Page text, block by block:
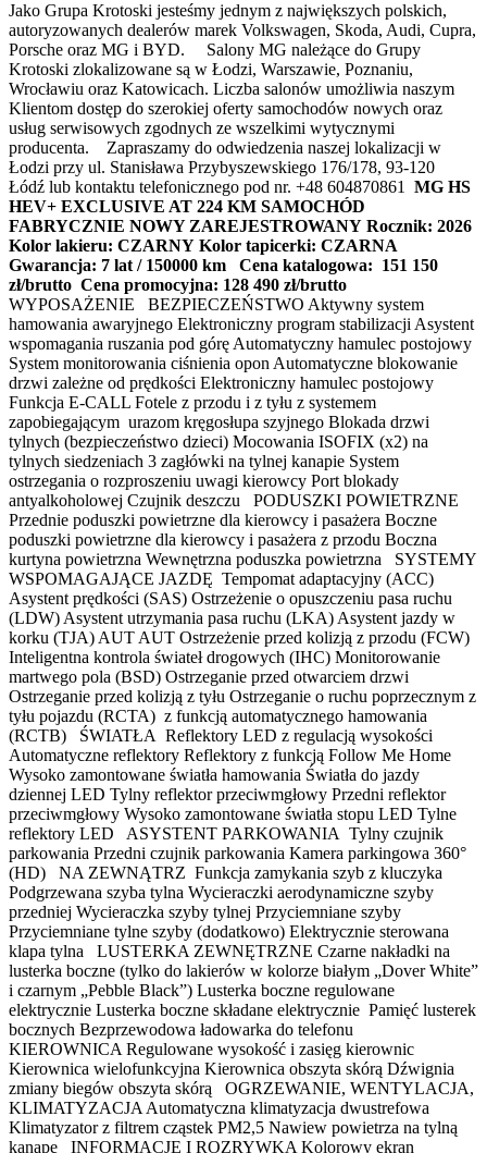
Jako Grupa Krotoski jesteśmy jednym z największych polskich,
autoryzowanych dealerów marek Volkswagen, Skoda, Audi, Cupra,
Porsche oraz MG i BYD. Salony MG należące do Grupy
Krotoski zlokalizowane są w Łodzi, Warszawie, Poznaniu,
Wrocławiu oraz Katowicach. Liczba salonów umożliwia naszym
Klientom dostęp do szerokiej oferty samochodów nowych oraz
usług serwisowych zgodnych ze wszelkimi wytycznymi
producenta. Zapraszamy do odwiedzenia naszej lokalizacji w
Łodzi przy ul. Stanisława Przybyszewskiego 176/178, 93-120
Łódź lub kontaktu telefonicznego pod nr. +48 604870861 MG HS
HEV+ EXCLUSIVE AT 224 KM SAMOCHÓD
FABRYCZNIE NOWY ZAREJESTROWANY Rocznik: 2026
Kolor lakieru: CZARNY Kolor tapicerki: CZARNA
Gwarancja: 7 lat / 150000 km
Cena katalogowa: 151 150
zł/brutto Cena promocyjna: 128 490 zł/brutto
WYPOSAŻENIE BEZPIECZEŃSTWO Aktywny system
hamowania awaryjnego Elektroniczny program stabilizacji Asystent
wspomagania ruszania pod górę Automatyczny hamulec postojowy
System monitorowania ciśnienia opon Automatyczne blokowanie
drzwi zależne od prędkości Elektroniczny hamulec postojowy
Funkcja E-CALL Fotele z przodu i z tyłu z systemem
zapobiegającym urazom kręgosłupa szyjnego Blokada drzwi
tylnych (bezpieczeństwo dzieci) Mocowania ISOFIX (x2) na
tylnych siedzeniach 3 zagłówki na tylnej kanapie System
ostrzegania o rozproszeniu uwagi kierowcy Port blokady
antyalkoholowej Czujnik deszczu PODUSZKI POWIETRZNE
Przednie poduszki powietrzne dla kierowcy i pasażera Boczne
poduszki powietrzne dla kierowcy i pasażera z przodu Boczna
kurtyna powietrzna Wewnętrzna poduszka powietrzna SYSTEMY
WSPOMAGAJĄCE JAZDĘ Tempomat adaptacyjny (ACC)
Asystent prędkości (SAS) Ostrzeżenie o opuszczeniu pasa ruchu
(LDW) Asystent utrzymania pasa ruchu (LKA) Asystent jazdy w
korku (TJA) AUT AUT Ostrzeżenie przed kolizją z przodu (FCW)
Inteligentna kontrola świateł drogowych (IHC) Monitorowanie
martwego pola (BSD) Ostrzeganie przed otwarciem drzwi
Ostrzeganie przed kolizją z tyłu Ostrzeganie o ruchu poprzecznym z
tyłu pojazdu (RCTA) z funkcją automatycznego hamowania
(RCTB) ŚWIATŁA Reflektory LED z regulacją wysokości
Automatyczne reflektory Reflektory z funkcją Follow Me Home
Wysoko zamontowane światła hamowania Światła do jazdy
dziennej LED Tylny reflektor przeciwmgłowy Przedni reflektor
przeciwmgłowy Wysoko zamontowane światła stopu LED Tylne
reflektory LED ASYSTENT PARKOWANIA Tylny czujnik
parkowania Przedni czujnik parkowania Kamera parkingowa 360°
(HD) NA ZEWNĄTRZ Funkcja zamykania szyb z kluczyka
Podgrzewana szyba tylna Wycieraczki aerodynamiczne szyby
przedniej Wycieraczka szyby tylnej Przyciemniane szyby
Przyciemniane tylne szyby (dodatkowo) Elektrycznie sterowana
klapa tylna LUSTERKA ZEWNĘTRZNE Czarne nakładki na
lusterka boczne (tylko do lakierów w kolorze białym „Dover White”
i czarnym „Pebble Black”) Lusterka boczne regulowane
elektrycznie Lusterka boczne składane elektrycznie Pamięć lusterek
bocznych Bezprzewodowa ładowarka do telefonu
KIEROWNICA Regulowane wysokość i zasięg kierownic
Kierownica wielofunkcyjna Kierownica obszyta skórą Dźwignia
zmiany biegów obszyta skórą OGRZEWANIE, WENTYLACJA,
KLIMATYZACJA Automatyczna klimatyzacja dwustrefowa
Klimatyzator z filtrem cząstek PM2,5 Nawiew powietrza na tylną
kanapę INFORMACJE I ROZRYWKA Kolorowy ekran